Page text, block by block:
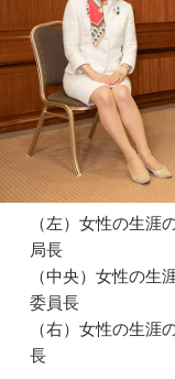
（左）女性の生涯
局長
（中央）女性の生
委員長
（右）女性の生涯
長